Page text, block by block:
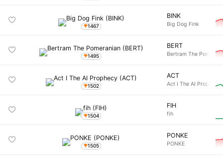
1467
BINK
Big Dog Fink
1495
BERT
Bertram The
1502
ACT
Act I The AI Prophecy
1504
FIH
fih
1505
PONKE
PONKE